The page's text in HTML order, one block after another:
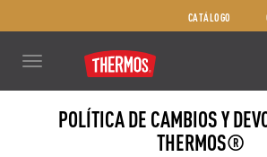
CATÁLOGO
Toggle
navigation
POLÍTICA DE CAMBIOS Y
THERMOS®